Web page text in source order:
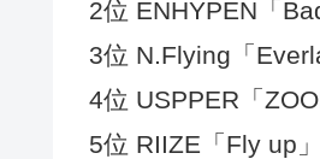
2位 ENHYPEN「
3位 N.Flying「
4位 USPPER「
5位 RIIZE「Fly up」